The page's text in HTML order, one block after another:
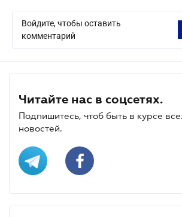
Войдите, чтобы оставить
комментарий
Читайте нас в соцсетях.
Подпишитесь, чтоб быть в курсе
новостей.